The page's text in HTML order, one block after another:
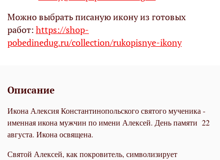
Можно выбрать писаную икону из готовых
работ: https://shop-
pobedinedug.ru/collection/rukopisnye-ikony
Описание
Икона Алексия Константинопольского святого мученика -
именная икона мужчин по имени Алексей. День памяти 22
августа. Икона освящена.
Святой Алексей, как покровитель, символизирует